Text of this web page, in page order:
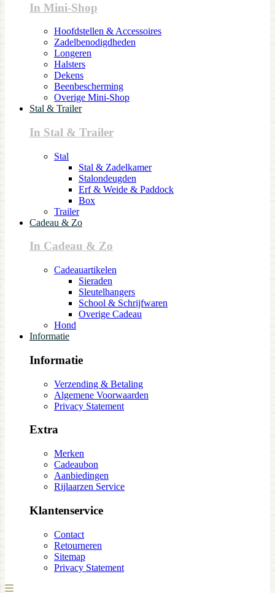
In Mini-Shop
Hoofdstellen & Accessoires
Zadelbenodigdheden
Longeren
Halsters
Dekens
Beenbescherming
Overige Mini-Shop
Stal & Trailer
In Stal & Trailer
Stal
Stal & Zadelkamer
Stalondeugden
Erf & Weide & Paddock
Box
Trailer
Cadeau & Zo
In Cadeau & Zo
Cadeauartikelen
Sieraden
Sleutelhangers
School & Schrijfwaren
Overige Cadeau
Hond
Informatie
Informatie
Verzending & Betaling
Algemene Voorwaarden
Privacy Statement
Extra
Merken
Cadeaubon
Aanbiedingen
Rijlaarzen Service
Klantenservice
Contact
Retourneren
Sitemap
Privacy Statement